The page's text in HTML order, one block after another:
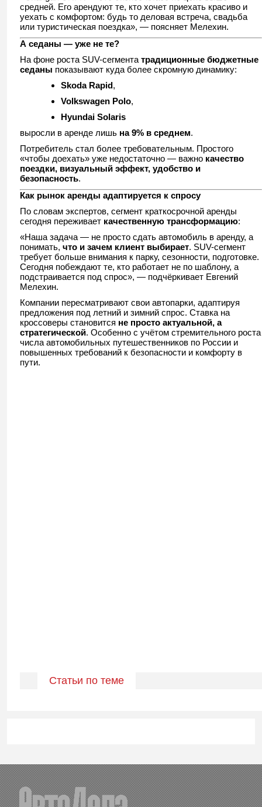
средней. Его арендуют те, кто хочет приехать красиво и
уехать с комфортом: будь то деловая встреча, свадьба
или туристическая поездка», — поясняет Мелехин.
А седаны — уже не те?
На фоне роста SUV-сегмента традиционные бюджетные
седаны показывают куда более скромную динамику:
Skoda Rapid,
Volkswagen Polo,
Hyundai Solaris
выросли в аренде лишь на 9% в среднем.
Потребитель стал более требовательным. Простого
«чтобы доехать» уже недостаточно — важно качество
поездки, визуальный эффект, удобство и
безопасность.
Как рынок аренды адаптируется к спросу
По словам экспертов, сегмент краткосрочной аренды
сегодня переживает качественную трансформацию:
«Наша задача — не просто сдать автомобиль в аренду, а
понимать, что и зачем клиент выбирает. SUV-сегмент
требует больше внимания к парку, сезонности, подготовке.
Сегодня побеждают те, кто работает не по шаблону, а
подстраивается под спрос», — подчёркивает Евгений
Мелехин.
Компании пересматривают свои автопарки, адаптируя
предложения под летний и зимний спрос. Ставка на
кроссоверы становится не просто актуальной, а
стратегической. Особенно с учётом стремительного роста
числа автомобильных путешественников по России и
повышенных требований к безопасности и комфорту в
пути.
Статьи по теме